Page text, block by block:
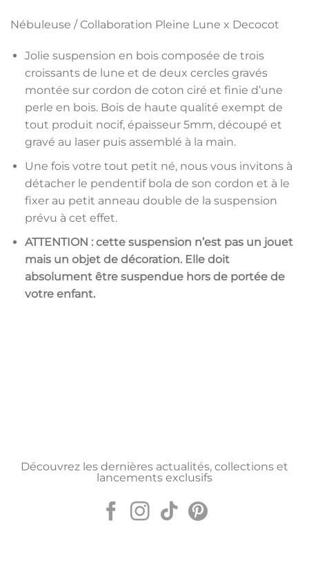
Nébuleuse / Collaboration Pleine Lune x Decocot
Jolie suspension en bois composée de trois
croissants de lune et de deux cercles gravés
montée sur cordon de coton ciré et finie d’une
perle en bois. Bois de haute qualité exempt de
tout produit nocif, épaisseur 5mm, découpé et
gravé au laser puis assemblé à la main.
Une fois votre tout petit né, nous vous invitons à
détacher le pendentif bola de son cordon et à le
fixer au petit anneau double de la suspension
prévu à cet effet.
ATTENTION : cette suspension n’est pas un jouet
mais un objet de décoration. Elle doit
absolument être suspendue hors de portée de
votre enfant.
Découvrez les dernières actualités, collections et
lancements exclusifs